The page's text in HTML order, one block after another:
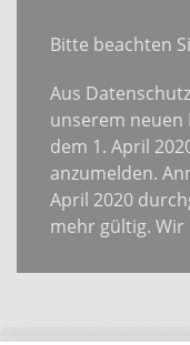
Bitte beachten
Aus
unserem neuen
dem 1. April
anzumelden.
April 2020
mehr gültig.